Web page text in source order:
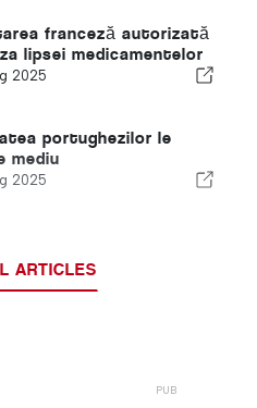
franceză autorizată
lipsei medicamentelor
2025
portughezilor le
mediu
2025
ARTICLES